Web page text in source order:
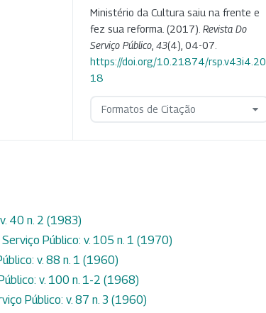
Ministério da Cultura saiu na frente e
fez sua reforma. (2017). Revista Do
Serviço Público 43(4), 04-07.
https://doi.org/10.21874/rsp.v43i4.20
18
Formatos de Citação
40 n. 2 (1983)
Público: v. 105 n. 1 (1970)
v. 88 n. 1 (1960)
v. 100 n. 1-2 (1968)
Público: v. 87 n. 3 (1960)